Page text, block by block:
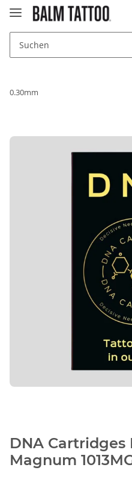
0.30mm
DNA Cartridges
Magnum